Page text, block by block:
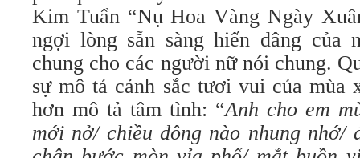
Kim Tuẩn “Nụ Hoa Vàng Ngày
ngợi lòng sẵn sàng hiến dâng của
chung cho các người nữ nói chung.
sự mô tả cảnh sắc tươi vui của mùa
hơn mô tả tâm tình: “Anh cho em
mới nở/ chiều đông nào nhung nhớ/